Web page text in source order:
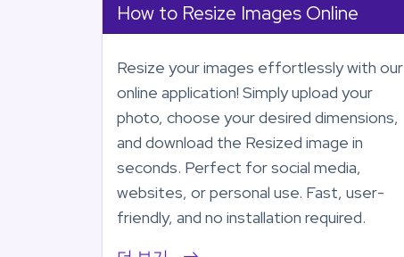
How to Resize Images Online
Resize your images effortlessly with our
online application! Simply upload your
photo, choose your desired dimensions,
and download the Resized image in
seconds. Perfect for social media,
websites, or personal use. Fast, user-
friendly, and no installation required.